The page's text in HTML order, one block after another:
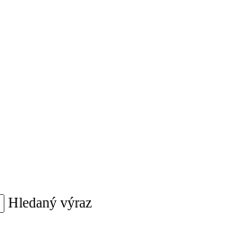
Hledaný výraz